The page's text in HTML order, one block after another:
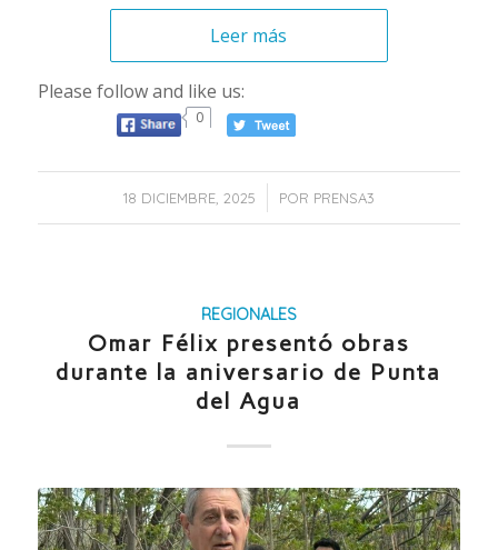
Leer más
Please follow and like us:
0
18 DICIEMBRE, 2025
/ POR PRENSA3
REGIONALES
Omar Félix presentó obras
durante la aniversario de Punta
del Agua